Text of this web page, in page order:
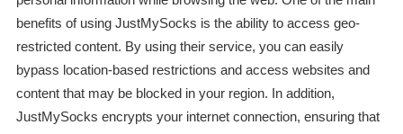
benefits of using JustMySocks is the ability to access geo-
restricted content. By using their service, you can easily
bypass location-based restrictions and access websites and
content that may be blocked in your region. In addition,
JustMySocks encrypts your internet connection, ensuring that